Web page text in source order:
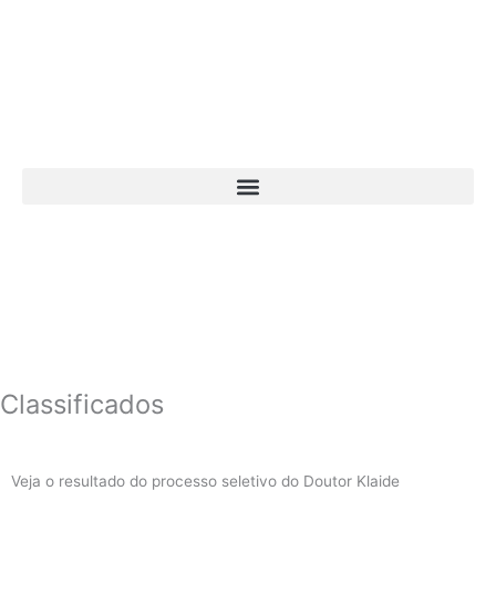
Classificados
Veja o resultado do processo seletivo do Doutor Klaide